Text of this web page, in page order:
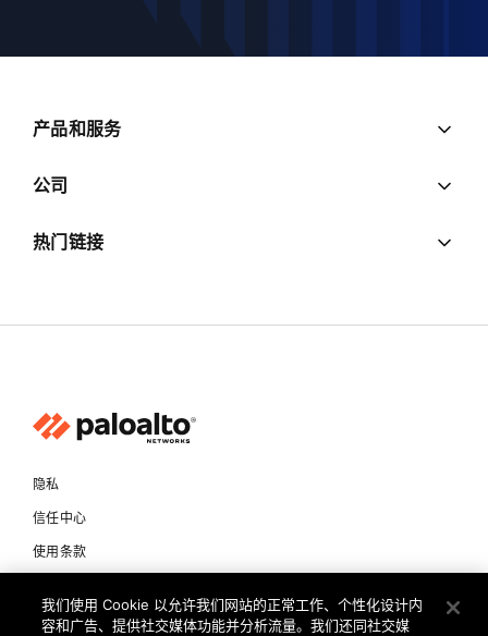
产品和服务
公司
热门链接
隐私
信任中心
使用条款
我们使用 Cookie 以允许我们网站的正常工作、个性化设计内
容和广告、提供社交媒体功能并分析流量。我们还同社交媒